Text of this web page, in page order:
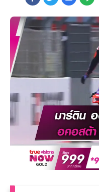
หาร้านร่วมรายการ
FAQs